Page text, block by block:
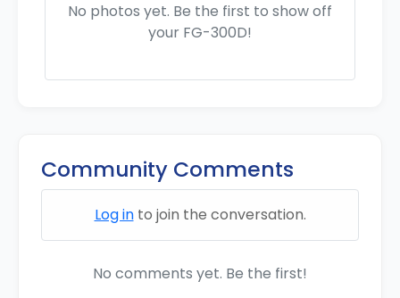
No photos yet. Be the first to show off
your FG-300D!
Community Comments
Log into join the conversation.
No comments yet. Be the first!